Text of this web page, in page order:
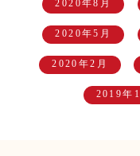
2020年8月
2020年5月
2020年2月
2019年